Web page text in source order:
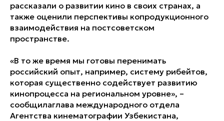
рассказали о развитии кино в своих странах, а
также оценили перспективы копродукционного
взаимодействия на постсоветском
пространстве.
«В то же время мы готовы перенимать
российский опыт, например, систему рибейтов,
которая существенно содействует развитию
кинопроцесса на региональном уровне», –
сообщилаглава международного отдела
Агентства кинематографии Узбекистана,